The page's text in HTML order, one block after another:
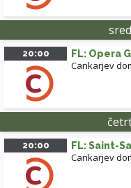
20:00 FL: Opera
Cankarjev
20:00 FL: Saint-
Cankarjev